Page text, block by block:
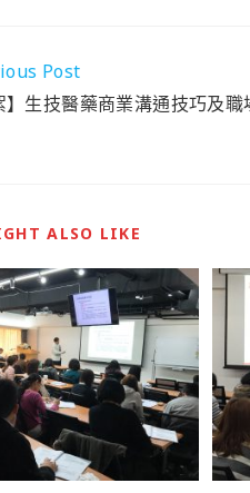
Post
】生技醫藥商業溝通技巧及職
ALSO LIKE